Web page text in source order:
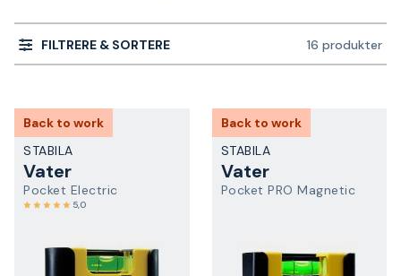
FILTRERE & SORTERE 16 produkter
Back to work
STABILA
Vater
Pocket Electric
5,0
Back to work
STABILA
Vater
Pocket PRO Magnetic